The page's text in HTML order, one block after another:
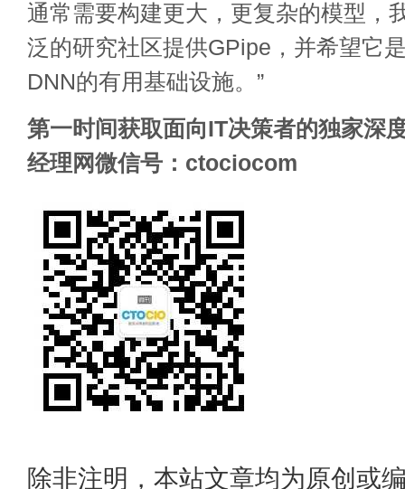
通常需要构建更大，更复杂的模型，
泛的研究社区提供GPipe，并希望它
DNN的有用基础设施。”
第一时间获取面向IT决策者的独家深
经理网微信号：ctociocom
除非注明，本站文章均为原创或